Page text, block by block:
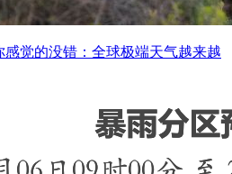
感觉的没错：全球极端天气越来越